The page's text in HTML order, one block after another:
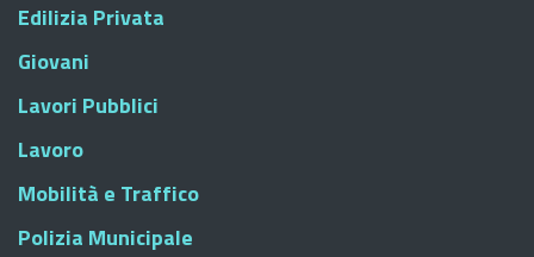
Edilizia Privata
Giovani
Lavori Pubblici
Lavoro
Mobilità e Traffico
Polizia Municipale